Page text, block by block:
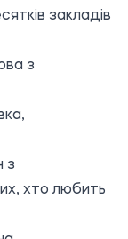
закладів
з
з
хто любить